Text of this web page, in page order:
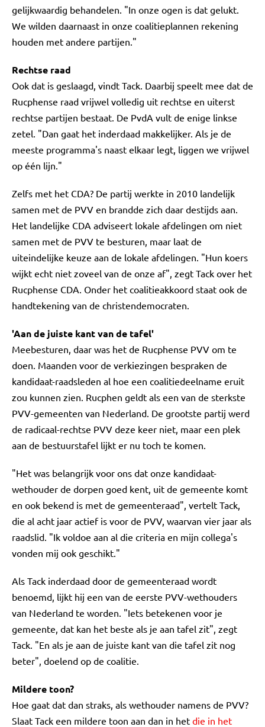
gelijkwaardig behandelen. "In onze ogen is dat gelukt.
We wilden daarnaast in onze coalitieplannen rekening
houden met andere partijen."
Rechtse raad
Ook dat is geslaagd, vindt Tack. Daarbij speelt mee dat de
Rucphense raad vrijwel volledig uit rechtse en uiterst
rechtse partijen bestaat. De PvdA vult de enige linkse
zetel. "Dan gaat het inderdaad makkelijker. Als je de
meeste programma's naast elkaar legt, liggen we vrijwel
op één lijn."
Zelfs met het CDA? De partij werkte in 2010 landelijk
samen met de PVV en brandde zich daar destijds aan.
Het landelijke CDA adviseert lokale afdelingen om niet
samen met de PVV te besturen, maar laat de
uiteindelijke keuze aan de lokale afdelingen. "Hun koers
wijkt echt niet zoveel van de onze af", zegt Tack over het
Rucphense CDA. Onder het coalitieakkoord staat ook de
handtekening van de christendemocraten.
'Aan de juiste kant van de tafel'
Meebesturen, daar was het de Rucphense PVV om te
doen. Maanden voor de verkiezingen bespraken de
kandidaat-raadsleden al hoe een coalitiedeelname eruit
zou kunnen zien. Rucphen geldt als een van de sterkste
PVV-gemeenten van Nederland. De grootste partij werd
de radicaal-rechtse PVV deze keer niet, maar een plek
aan de bestuurstafel lijkt er nu toch te komen.
"Het was belangrijk voor ons dat onze kandidaat-
wethouder de dorpen goed kent, uit de gemeente komt
en ook bekend is met de gemeenteraad", vertelt Tack,
die al acht jaar actief is voor de PVV, waarvan vier jaar als
raadslid. "Ik voldoe aan al die criteria en mijn collega's
vonden mij ook geschikt."
Als Tack inderdaad door de gemeenteraad wordt
benoemd, lijkt hij een van de eerste PVV-wethouders
van Nederland te worden. "Iets betekenen voor je
gemeente, dat kan het beste als je aan tafel zit", zegt
Tack. "En als je aan de juiste kant van die tafel zit nog
beter", doelend op de coalitie.
Mildere toon?
Hoe gaat dat dan straks, als wethouder namens de PVV?
Slaat Tack een mildere toon aan dan in het die in het